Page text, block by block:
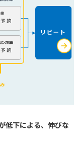
低下による、伸びな